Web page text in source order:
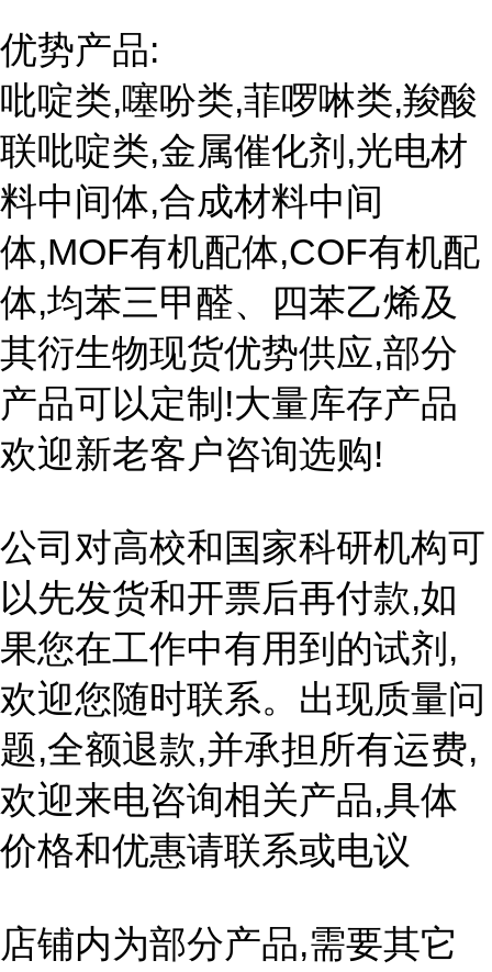
优势产品:
吡啶类,噻吩类,菲啰啉类,羧酸
联吡啶类,金属催化剂,光电材
料中间体,合成材料中间
体,MOF有机配体,COF有机配
体,均苯三甲醛、四苯乙烯及
其衍生物现货优势供应,部分
产品可以定制!大量库存产品
欢迎新老客户咨询选购!
公司对高校和国家科研机构可
以先发货和开票后再付款,如
果您在工作中有用到的试剂,
欢迎您随时联系。出现质量问
题,全额退款,并承担所有运费,
欢迎来电咨询相关产品,具体
价格和优惠请联系或电议
店铺内为部分产品,需要其它